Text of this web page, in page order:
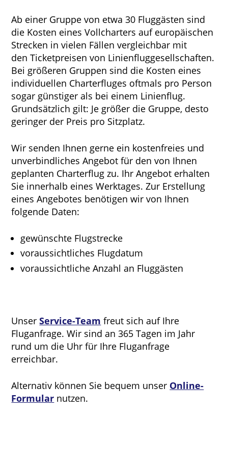
Ab einer Gruppe von etwa 30 Fluggästen sind
die Kosten eines Vollcharters auf europäischen
Strecken in vielen Fällen vergleichbar mit
den Ticketpreisen von Linienfluggesellschaften.
Bei größeren Gruppen sind die Kosten eines
individuellen Charterfluges oftmals pro Person
sogar günstiger als bei einem Linienflug.
Grundsätzlich gilt: Je größer die Gruppe, desto
geringer der Preis pro Sitzplatz.
Wir senden Ihnen gerne ein kostenfreies und
unverbindliches Angebot für den von Ihnen
geplanten Charterflug zu. Ihr Angebot erhalten
Sie innerhalb eines Werktages. Zur Erstellung
eines Angebotes benötigen wir von Ihnen
folgende Daten:
gewünschte Flugstrecke
voraussichtliches Flugdatum
voraussichtliche Anzahl an Fluggästen
UnserService-Team freut sich auf Ihre
Fluganfrage. Wir sind an 365 Tagen im Jahr
rund um die Uhr für Ihre Fluganfrage
erreichbar.
Alternativ können Sie bequem unser Online-
Formular nutzen.